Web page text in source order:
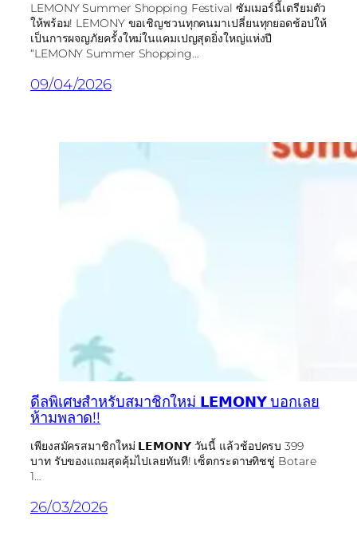
LEMONY Summer Shopping Festival ซัมเมอร์นี้เตรียมตัว
ให้พร้อม! LEMONY ขอเชิญชวนทุกคนมาเปลี่ยนทุกยอดช้อปให้
เป็นการผจญภัยครั้งใหม่ในแคมเปญสุดยิ่งใหญ่แห่งปี
“LEMONY Summer Shopping…
09/04/2026
ดีลพิเศษสำหรับสมาชิกใหม่ 𝗟𝗘𝗠𝗢𝗡𝗬 บอกเลย
ห้ามพลาด!!
เพียงสมัครสมาชิกใหม่ 𝗟𝗘𝗠𝗢𝗡𝗬 วันนี้ แล้วช้อปครบ 399
บาท รับของแถมสุดคุ้มไปเลยทันที! เซ็ตกระดาษทิชชู่ Botare
1…
26/03/2026